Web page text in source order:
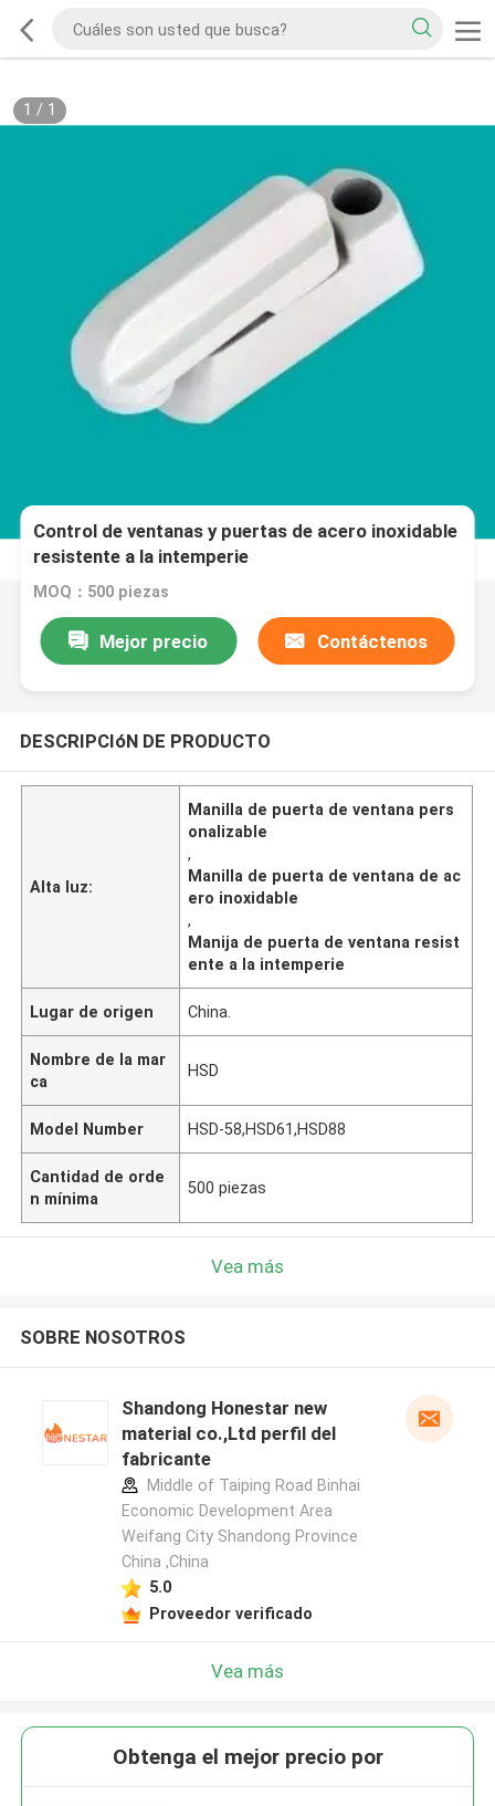
1 / 1
Control de ventanas y puertas de acero inoxidable
resistente a la intemperie
MOQ：500 piezas
Mejor precio Contáctenos
DESCRIPCIóN DE PRODUCTO
Alta luz:
Manilla de puerta de ventana pers
onalizable
,
Manilla de puerta de ventana de ac
ero inoxidable
,
Manija de puerta de ventana resist
ente a la intemperie
Lugar de origen China.
Nombre de la mar
ca
HSD
Model Number HSD-58,HSD61,HSD88
Cantidad de orde
n mínima
500 piezas
Vea más
SOBRE NOSOTROS
Shandong Honestar new
material co.,Ltd perfil del
fabricante
Middle of Taiping Road Binhai
Economic Development Area
Weifang City Shandong Province
China ,China
5.0
Proveedor verificado
Vea más
Obtenga el mejor precio por